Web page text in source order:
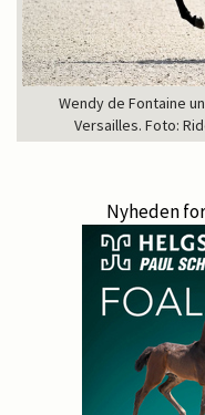
Wendy de Fontaine
Versailles. Foto:
Nyheden